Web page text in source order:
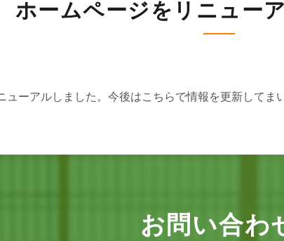
ホームページをリニュー
ーアルしました。今後はこちらで情報を更新してま
お問い合わ